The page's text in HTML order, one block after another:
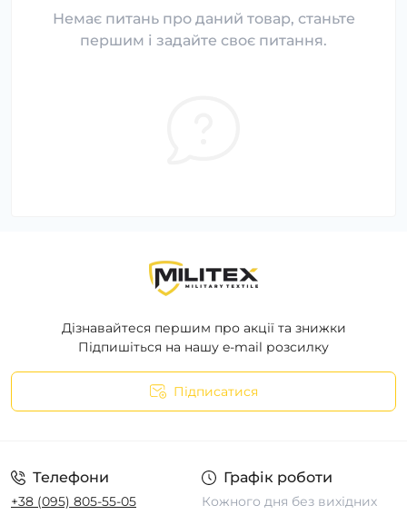
Немає питань про даний товар, станьте
першим і задайте своє питання.
Дізнавайтеся першим про акції та знижки
Підпишіться на нашу e-mail розсилку
Підписатися
Телефони
+38 (095) 805-55-05
Графік роботи
Кожного дня без вихідних